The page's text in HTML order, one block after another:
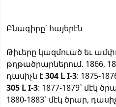
Բնագիրը՝ հայերէն
Թիւերը կազմուած եւ
թղթածրարներում. 1866,
դասիչն է304 Լ I-3: 1875-
305 Լ I-3: 1877-1879` մէկ
1880-1883` մէկ ծրար,